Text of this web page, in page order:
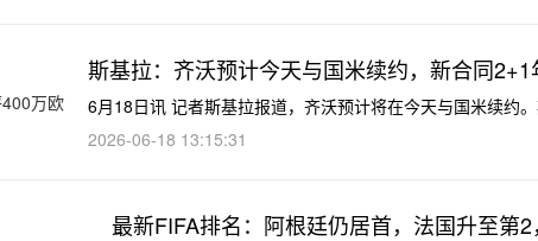
斯基拉：齐沃预计今天与国米续约，新合同
6月18日讯 记者斯基拉报道，齐沃预计将在今天与国米续约
2026-06-18 13:15:31
最新FIFA排名：阿根廷仍居首，法国升至第